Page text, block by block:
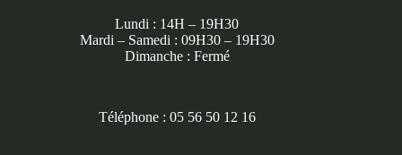
Lundi : 14H – 19H30
Mardi – Samedi : 09H30 – 19H30
Dimanche : Fermé
Téléphone : 05 56 50 12 16